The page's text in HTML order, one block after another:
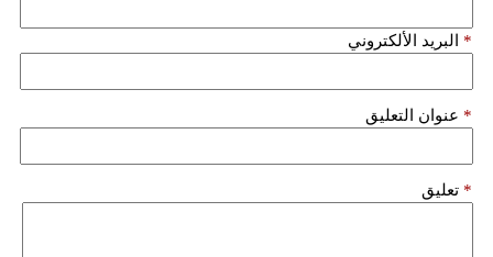
مرأة
وتكنولوجيا
البريد الألكتروني *
عنوان التعليق *
تعليق *